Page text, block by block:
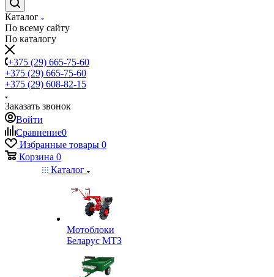
Каталог
По всему сайту
По каталогу
+375 (29) 665-75-60
+375 (29) 665-75-60
+375 (29) 608-82-15
Заказать звонок
Войти
Сравнение0
Избранные товары 0
Корзина 0
Каталог
Мотоблоки
Беларус МТЗ